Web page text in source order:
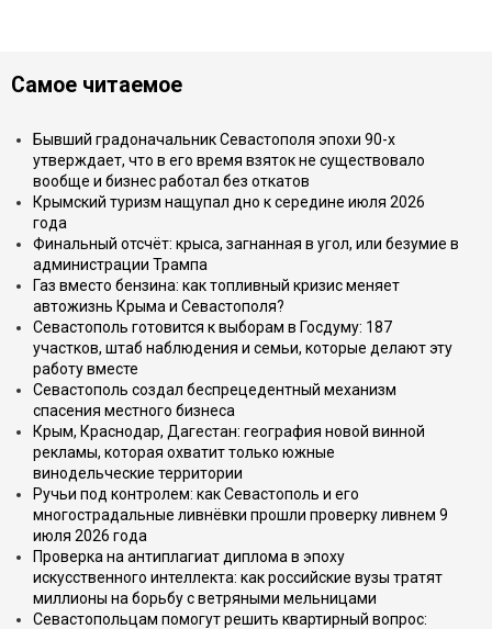
Самое читаемое
Бывший градоначальник Севастополя эпохи 90-х
утверждает, что в его время взяток не существовало
вообще и бизнес работал без откатов
Крымский туризм нащупал дно к середине июля 2026
года
Финальный отсчёт: крыса, загнанная в угол, или безумие в
администрации Трампа
Газ вместо бензина: как топливный кризис меняет
автожизнь Крыма и Севастополя?
Севастополь готовится к выборам в Госдуму: 187
участков, штаб наблюдения и семьи, которые делают эту
работу вместе
Севастополь создал беспрецедентный механизм
спасения местного бизнеса
Крым, Краснодар, Дагестан: география новой винной
рекламы, которая охватит только южные
винодельческие территории
Ручьи под контролем: как Севастополь и его
многострадальные ливнёвки прошли проверку ливнем 9
июля 2026 года
Проверка на антиплагиат диплома в эпоху
искусственного интеллекта: как российские вузы тратят
миллионы на борьбу с ветряными мельницами
Севастопольцам помогут решить квартирный вопрос: